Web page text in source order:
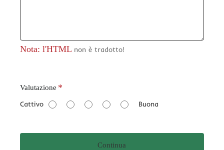
Nota: l'HTML non è tradotto!
V
l
t
Valutazione
Cattivo Buona
Continua